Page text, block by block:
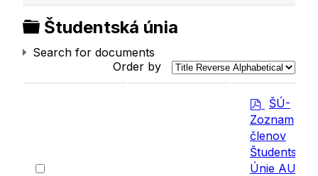
Folder
Študentská únia
Search for documents
Order by
Select
p
d
f
ŠÚ-
Zoznam
členov
Študentskej
Únie AU BB